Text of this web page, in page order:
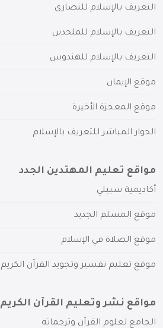
التعريف بالإسلام للنصارى
التعريف بالإسلام للملحدين
التعريف بالإسلام للهندوس
موقع الإيمان
موقع المعجزة الأخيرة
الحوار المباشر للتعريف بالإسلام
مواقع تعليم المهتدين الجدد
أكاديمية سبيلي
موقع المسلم الجديد
موقع الصلاة في الإسلام
موقع تعليم تفسير وتجويد القرآن الكريم
مواقع نشر وتعليم القرآن الكريم
الجامع لعلوم القرآن وترجماته